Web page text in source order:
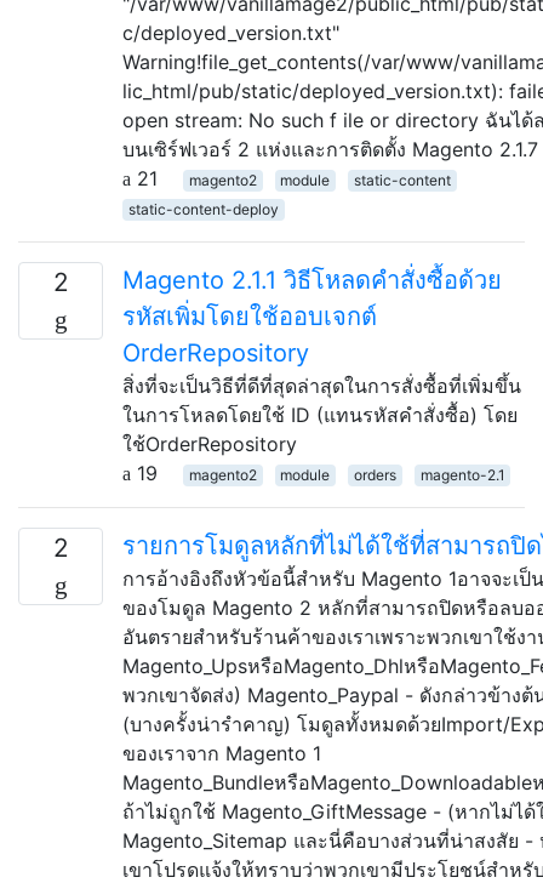
c/deployed_version.txt"
Warning!file_get_contents(/var/www/
lic_html/pub/static/deployed_version.txt):
open stream: No such f ile or directory ฉันได้
บนเซิร์ฟเวอร์ 2 แห่งและการติดตั้ง Magento
21
magento2 module
static-content
static-content-deploy
2
Magento 2.1.1 วิธีโหลดคำสั่งซื้อด้วย
รหัสเพิ่มโดยใช้ออบเจกต์
OrderRepository
สิ่งที่จะเป็นวิธีที่ดีที่สุดล่าสุดในการสั่งซื้อที่เพิ่มขึ้น
ในการโหลดโดยใช้ ID (แทนรหัสคำสั่งซื้อ) โดย
ใช้OrderRepository
19
magento2 module orders magento-2.1
2 รายการโมดูลหลักที่ไม่ได้ใช้ที่สามารถปิ
การอ้างอิงถึงหัวข้อนี้สำหรับ Magento 1อาจจะเป็
ของโมดูล Magento 2 หลักที่สามารถปิดหรือลบ
อันตรายสำหรับร้านค้าของเราเพราะพวกเขาใช้ง
Magento_UpsหรือMagento_Dhlหรือ
พวกเขาจัดส่ง) Magento_Paypal - ดังกล่าวข้าง
(บางครั้งน่ารำคาญ) โมดูลทั้งหมดด้วยImport/
ของเราจาก Magento 1
Magento_Bundleหรือ
ถ้าไม่ถูกใช้ Magento_GiftMessage - (หากไม่ไ
Magento_Sitemap และนี่คือบางส่วนที่น่าสงสัย
เขาโปรดแจ้งให้ทราบว่าพวกเขามีประโยชน์สำห